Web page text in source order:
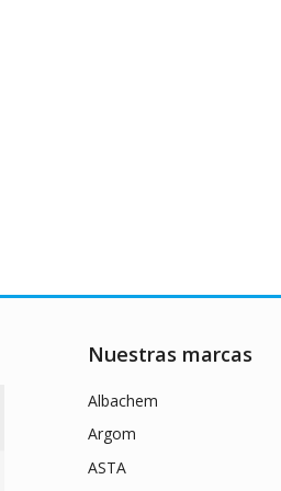
Nuestras marcas
Albachem
Argom
ASTA